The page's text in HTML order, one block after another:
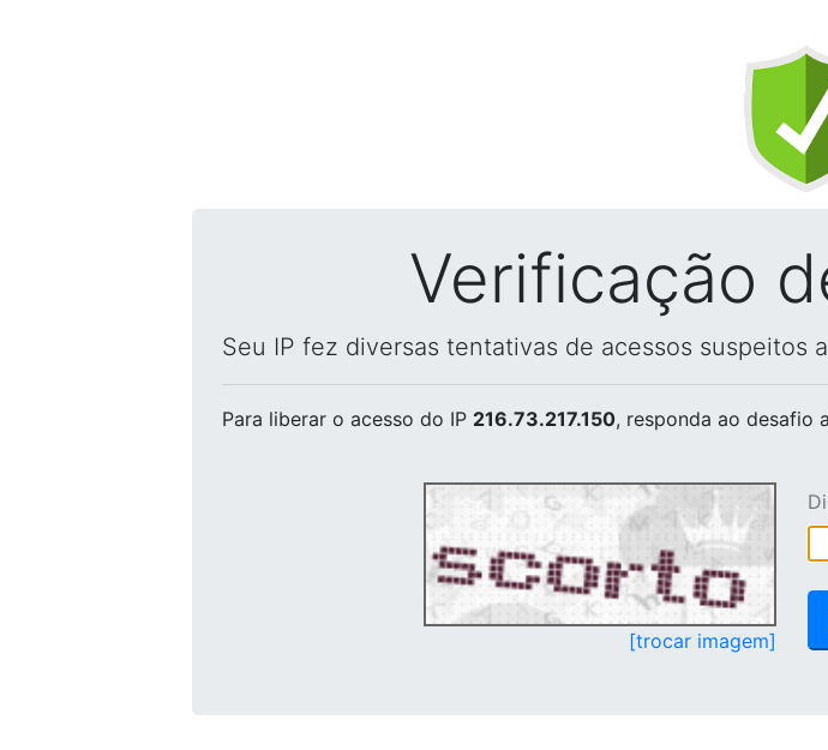
Verificação
Seu IP fez diversas tentativas de acessos suspeitos
Para liberar o acesso do IP 216.73.217.150, responda ao desafio
[trocar imagem]